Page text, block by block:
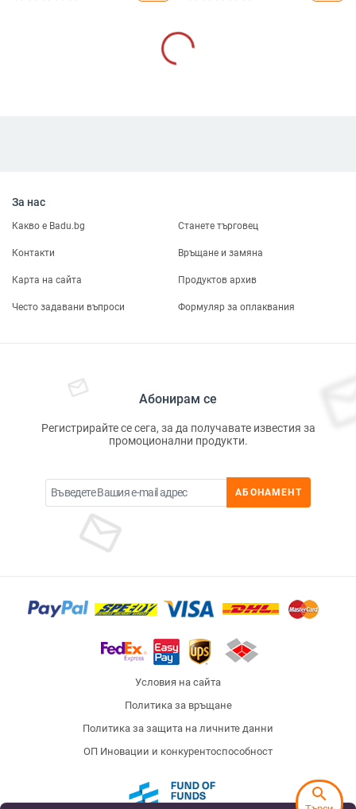
За нас
Какво е Badu.bg Станете търговец
Контакти Връщане и замяна
Карта на сайта Продуктов архив
Често задавани въпроси Формуляр за оплаквания
Абонирам се
Регистрирайте се сега, за да получавате известия за
промоционални продукти.
АБОНАМЕНТ
Условия на сайта
Политика за връщане
Политика за защита на личните данни
ОП Иновации и конкурентоспособност
search